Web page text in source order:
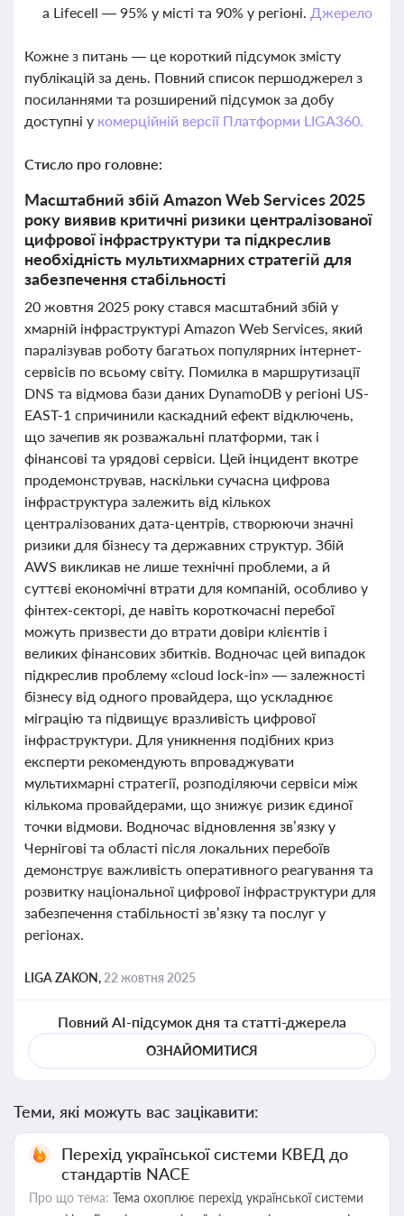
а Lifecell — 95% у місті та 90% у регіоні. Джерело
Кожне з питань — це короткий підсумок змісту
публікацій за день. Повний список першоджерел з
посиланнями та розширений підсумок за добу
доступні у комерційній версії Платформи LIGA360.
Стисло про головне:
Масштабний збій Amazon Web Services 2025
року виявив критичні ризики централізованої
цифрової інфраструктури та підкреслив
необхідність мультихмарних стратегій для
забезпечення стабільності
20 жовтня 2025 року стався масштабний збій у
хмарній інфраструктурі Amazon Web Services, який
паралізував роботу багатьох популярних інтернет-
сервісів по всьому світу. Помилка в маршрутизації
DNS та відмова бази даних DynamoDB у регіоні US-
EAST-1 спричинили каскадний ефект відключень,
що зачепив як розважальні платформи, так і
фінансові та урядові сервіси. Цей інцидент вкотре
продемонстрував, наскільки сучасна цифрова
інфраструктура залежить від кількох
централізованих дата-центрів, створюючи значні
ризики для бізнесу та державних структур. Збій
AWS викликав не лише технічні проблеми, а й
суттєві економічні втрати для компаній, особливо у
фінтех-секторі, де навіть короткочасні перебої
можуть призвести до втрати довіри клієнтів і
великих фінансових збитків. Водночас цей випадок
підкреслив проблему «cloud lock-in» — залежності
бізнесу від одного провайдера, що ускладнює
міграцію та підвищує вразливість цифрової
інфраструктури. Для уникнення подібних криз
експерти рекомендують впроваджувати
мультихмарні стратегії, розподіляючи сервіси між
кількома провайдерами, що знижує ризик єдиної
точки відмови. Водночас відновлення зв’язку у
Чернігові та області після локальних перебоїв
демонструє важливість оперативного реагування та
розвитку національної цифрової інфраструктури для
забезпечення стабільності зв’язку та послуг у
регіонах.
LIGA ZAKON, 22 жовтня 2025
Повний AI-підсумок дня та статті-джерела
ОЗНАЙОМИТИСЯ
Теми, які можуть вас зацікавити:
Перехід української системи КВЕД до
стандартів NACE
Про що тема: Тема охоплює перехід української системи